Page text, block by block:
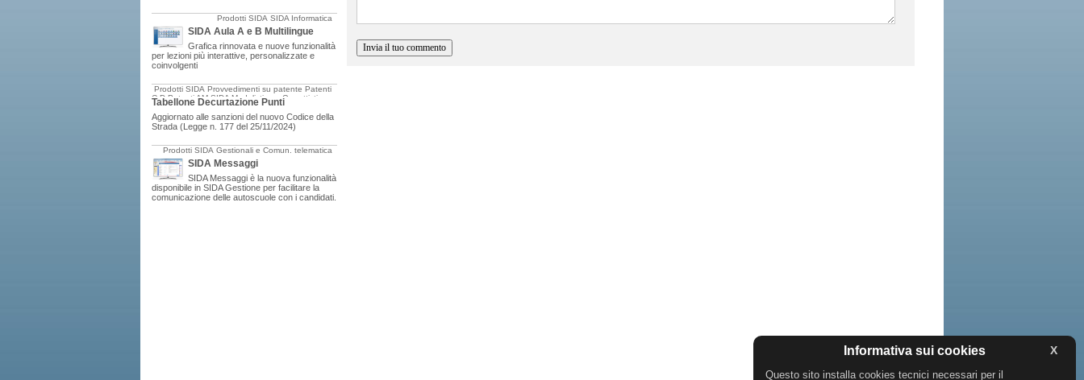
Prodotti SIDA SIDA Informatica
SIDA Aula A e B Multilingue
Grafica rinnovata e nuove funzionalità
per lezioni più interattive, personalizzate e
coinvolgenti
Prodotti SIDA Provvedimenti su patente Patenti
C-D Patenti AM SIDA Modulistica e Oggettistica
Tabellone Decurtazione Punti
Aggiornato alle sanzioni del nuovo Codice della
Strada (Legge n. 177 del 25/11/2024)
Prodotti SIDA Gestionali e Comun. telematica
SIDA Messaggi
SIDA Messaggi è la nuova funzionalità
disponibile in SIDA Gestione per facilitare la
comunicazione delle autoscuole con i candidati.
Informativa sui cookies X
Questo sito installa cookies tecnici necessari per il